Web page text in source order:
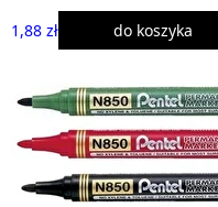
1,88 zł do koszyka